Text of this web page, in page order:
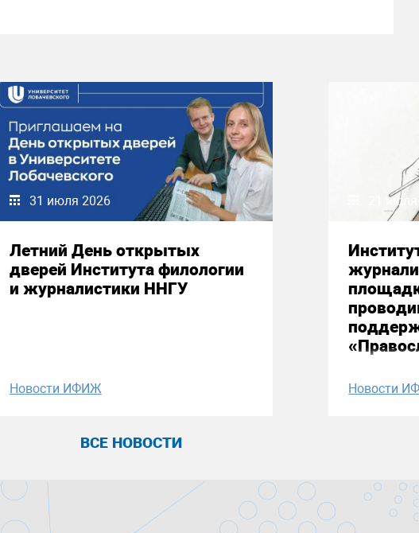
31 июля 2026
Летний День открытых
дверей Института филологии
и журналистики ННГУ
Новости ИФИЖ
21
Новости
ВСЕ НОВОСТИ